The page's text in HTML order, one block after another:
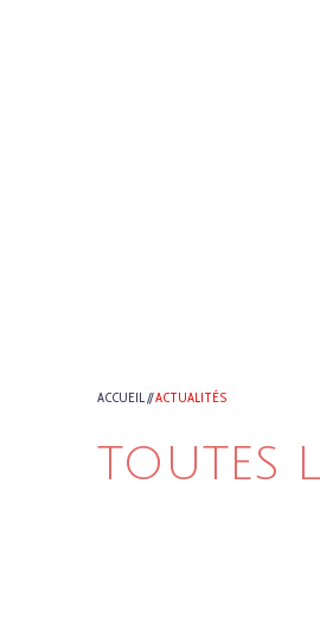
ACCUEIL//ACTUALITÉS
TOUTES